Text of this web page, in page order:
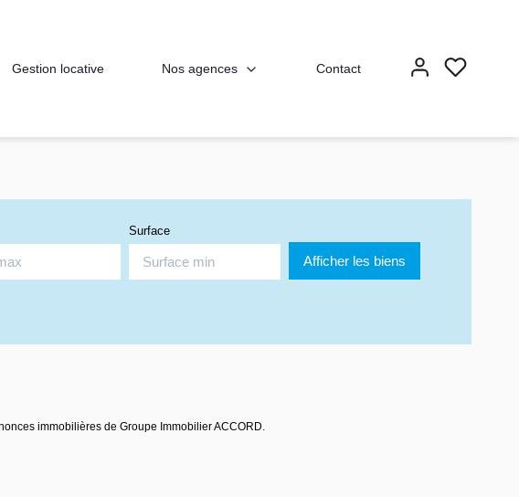
Gestion locative Nos agences Contact
Surface
immobilières de Groupe Immobilier ACCORD.